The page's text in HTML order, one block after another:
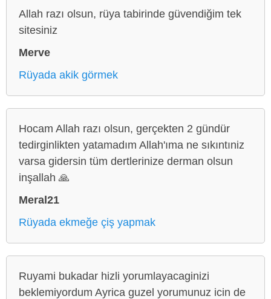
Allah razı olsun, rüya tabirinde güvendiğim tek
sitesiniz
Merve
Rüyada akik görmek
Hocam Allah razı olsun, gerçekten 2 gündür
tedirginlikten yatamadım Allah'ıma ne sıkıntıniz
varsa gidersin tüm dertlerinize derman olsun
inşallah 🙏
Meral21
Rüyada ekmeğe çiş yapmak
Ruyami bukadar hizli yorumlayacaginizi
beklemiyordum Ayrica guzel yorumunuz icin de